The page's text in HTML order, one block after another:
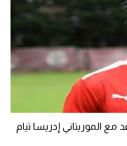
الموريتاني إدريسا تيام